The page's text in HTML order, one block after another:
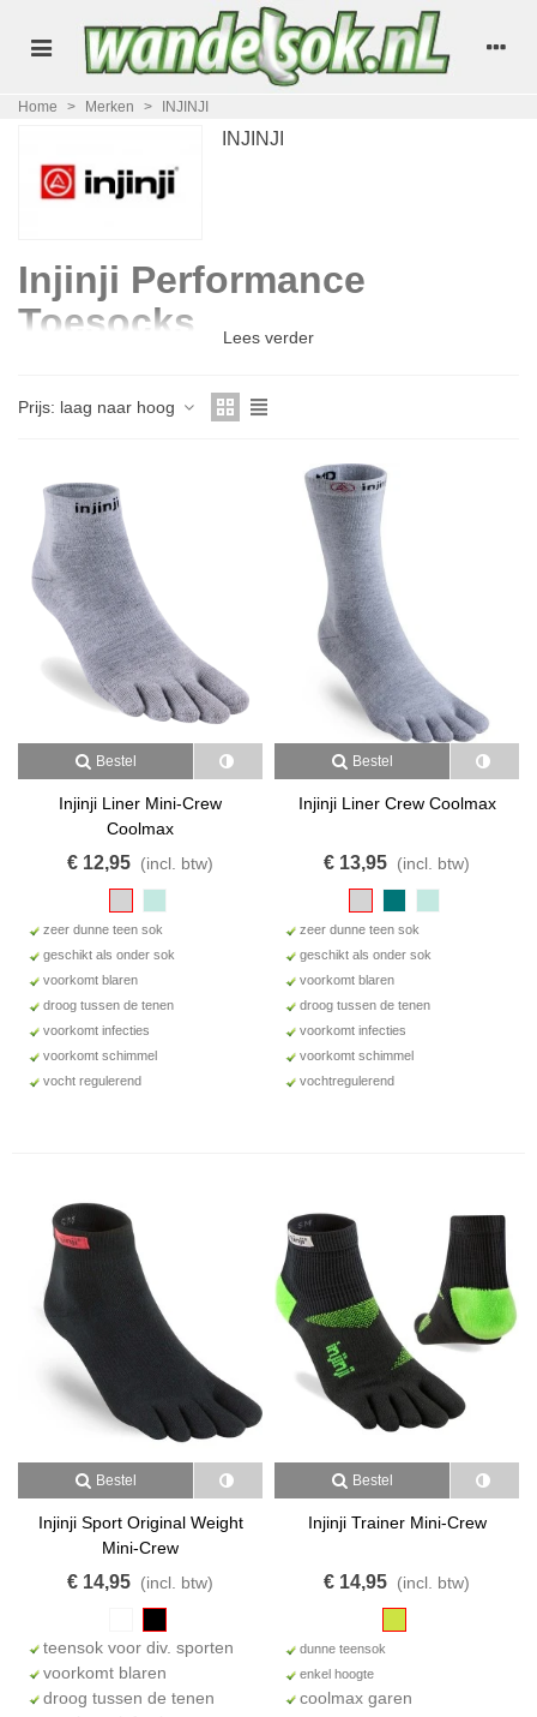
Home > Merken > INJINJI
INJINJI
Injinji Performance
Toesocks
de traditionele sok. Het antwoord is verrassend simpel. Wij
hebben een sok ontwikkeld die anatomisch is afgestemd op jouw
natuurlijke manier worden gespreid. Dit geeft je meer stabiliteit,
en meer comfort. We gebruiken alleen de allerbeste materialen;
deze zijn duurzaam, licht, en flexibel. Op deze manier bieden ze
jouw voeten het grootste ademend vermogen, wat zorgt voor
koele, droge en fijn aanvoelende voeten. We wilden een sok
ontwerpen die van nature goed zit, beschermt tegen blaren, en zo
lekker zit dat je vergeet dat je uberhaupt sokken aan hebt. Want
dat is hoe het hoort te zijn.
Het is niet verrassend dat veel schoenenmerken schoenen
ontwerpen met een bredere toebox om zo te voorzien in de
behoefte om te kunnen rennen en natuurlijk en vrij te kunnen
bewegen. Verzeker je ervan dat je je schoeisel samen draagt met
voet en schoen te creëren. Voel het verschil! Injinji is opgericht in
1999 en is een sokkenbedrijf dat zich volledig richt op de
gezondheid en prestaties van voeten. Wij geloven dat mensen
echt baat kunnen hebben bij het dragen van Injinji sokken bij het
nastreven van elk sportief doel, en ook gewoon om de ?journey of
life? voor iedereen een beetje comfortabeler en leuker te maken.
Voor ons is het logisch om te denken, te werken, en te starten
vanaf de grond. Want onze voeten spelen bij bijna alles wat we
doen, een cruciale rol. In ruim 10 jaar heeft Injinji zich ontwikkeld
van een startend sokkenbedrijf naar een community met atleten
uit alle takken van sport en vaardigheden op alle niveaus. Atleten
die geloven in ?doen?, die geloven in actie, en die geloven in het
persoonlijke groei en verbetering. We streven ernaar beter te zijn
als bedrijf, in hoe we zaken doen, hoe we met anderen omgaan,
en om terug te geven aan de samenleving.
Lees verder
Prijs: laag naar hoog
Bestel
Injinji Liner Mini-Crew
Coolmax
€ 12,95 (incl. btw)
zeer dunne teen sok
geschikt als onder sok
voorkomt blaren
droog tussen de tenen
voorkomt infecties
voorkomt schimmel
vocht regulerend
Bestel
Injinji Liner Crew Coolmax
€ 13,95 (incl. btw)
zeer dunne teen sok
geschikt als onder sok
voorkomt blaren
droog tussen de tenen
voorkomt infecties
voorkomt schimmel
vochtregulerend
Bestel
Injinji Sport Original Weight
Mini-Crew
€ 14,95 (incl. btw)
teensok voor div. sporten
voorkomt blaren
droog tussen de tenen
Bestel
Injinji Trainer Mini-Crew
€ 14,95 (incl. btw)
dunne teensok
enkel hoogte
coolmax garen